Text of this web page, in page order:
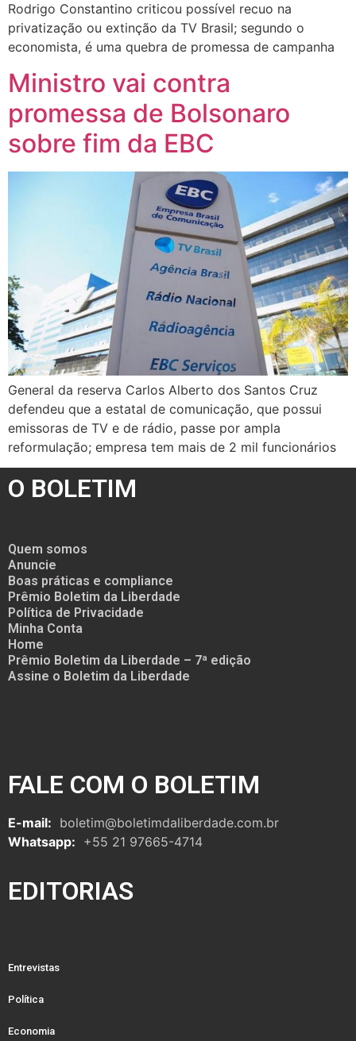
Rodrigo Constantino criticou possível recuo na
privatização ou extinção da TV Brasil; segundo o
economista, é uma quebra de promessa de campanha
Ministro vai contra
promessa de Bolsonaro
sobre fim da EBC
General da reserva Carlos Alberto dos Santos Cruz
defendeu que a estatal de comunicação, que possui
emissoras de TV e de rádio, passe por ampla
reformulação; empresa tem mais de 2 mil funcionários
O BOLETIM
Quem somos
Anuncie
Boas práticas e compliance
Prêmio Boletim da Liberdade
Política de Privacidade
Minha Conta
Home
Prêmio Boletim da Liberdade – 7ª edição
Assine o Boletim da Liberdade
FALE COM O BOLETIM
E-mail: boletim@boletimdaliberdade.com.br
Whatsapp: +55 21 97665-4714
EDITORIAS
Entrevistas
Política
Economia